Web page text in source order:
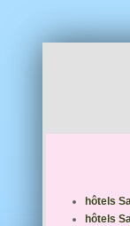
hôtels
hôtels